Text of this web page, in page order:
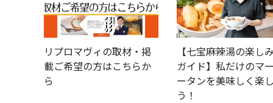
リプロマヴィの取材・掲
載ご希望の方はこちらか
ら
【七宝麻辣湯の楽し
ガイド】私だけのマ
ータンを美味しく楽
う！